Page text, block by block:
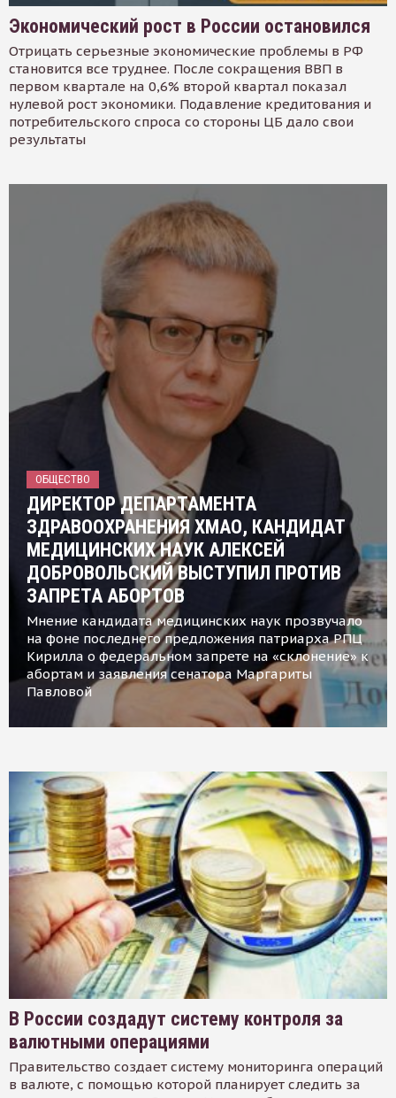
Экономический рост в России остановился
Отрицать серьезные экономические проблемы в РФ
становится все труднее. После сокращения ВВП в
первом квартале на 0,6% второй квартал показал
нулевой рост экономики. Подавление кредитования и
потребительского спроса со стороны ЦБ дало свои
результаты
ОБЩЕСТВО
ДИРЕКТОР ДЕПАРТАМЕНТА
ЗДРАВООХРАНЕНИЯ ХМАО, КАНДИДАТ
МЕДИЦИНСКИХ НАУК АЛЕКСЕЙ
ДОБРОВОЛЬСКИЙ ВЫСТУПИЛ ПРОТИВ
ЗАПРЕТА АБОРТОВ
Мнение кандидата медицинских наук прозвучало
на фоне последнего предложения патриарха РПЦ
Кирилла о федеральном запрете на «склонение» к
абортам и заявления сенатора Маргариты
Павловой
В России создадут систему контроля за
валютными операциями
Правительство создает систему мониторинга операций
в валюте, с помощью которой планирует следить за